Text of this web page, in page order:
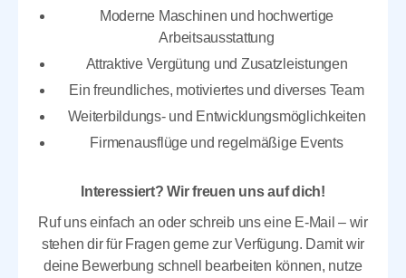
Moderne Maschinen und hochwertige
Arbeitsausstattung
Attraktive Vergütung und Zusatzleistungen
Ein freundliches, motiviertes und diverses Team
Weiterbildungs- und Entwicklungsmöglichkeiten
Firmenausflüge und regelmäßige Events
Interessiert? Wir freuen uns auf dich!
Ruf uns einfach an oder schreib uns eine E-Mail – wir
stehen dir für Fragen gerne zur Verfügung. Damit wir
deine Bewerbung schnell bearbeiten können, nutze